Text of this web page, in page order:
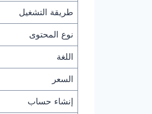
طريقة التشغيل
نوع المحتوى
اللغة
السعر
إنشاء حساب